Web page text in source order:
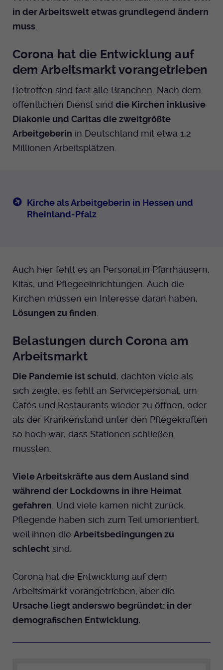
in der Arbeitswelt etwas grundlegend ändern
muss
Corona hat die Entwicklung auf
dem Arbeitsmarkt vorangetrieben
Betroffen sind fast alle Branchen. Nach dem
öffentlichen Dienst sind die Kirchen inklusive
Diakonie und Caritas die zweitgrößte
Arbeitgeberin in Deutschland mit etwa 1,2
Millionen Arbeitsplätzen.
Kirche als Arbeitgeberin in Hessen und
Rheinland-Pfalz
Auch hier fehlt es an Personal in Pfarrhäusern,
Kitas, und Pflegeeinrichtungen. Auch die
Kirchen müssen ein Interesse daran haben,
Lösungen zu finden
Belastungen durch Corona am
Arbeitsmarkt
Die Pandemie ist schuld, dachten viele als
sich zeigte, es fehlt an Servicepersonal, um
Cafés und Restaurants wieder zu öffnen, oder
als der Krankenstand unter den Pflegekräften
so hoch war, dass Stationen schließen
mussten.
Viele Arbeitskräfte aus dem Ausland sind
während der Lockdowns in ihre Heimat
gefahren . Und viele kamen nicht zurück.
Pflegende haben sich zum Teil umorientiert,
weil ihnen die Arbeitsbedingungen zu
schlecht sind.
Corona hat die Entwicklung auf dem
Arbeitsmarkt vorangetrieben, aber die
Ursache liegt anderswo begründet: in der
demografischen Entwicklung.
Anbieter EKHN
Laufzeit
PHP Daten Identifikator, der gesetzt wird
wenn die PHP session() Methode benutzt
wird.
Name uid
Anbieter EKHN
Laufzeit Ende der Sitzung
Name cookie_optin-[n]
Laufzeit
Bei Ausahl nur essentieller Cookies wird
gelöscht. Ansonsten 1 Monat.
Dient zur Speicherung der Cookie Opt-In
Versionsnummer an.
Name mtm_cookie_consent
Laufzeit 1 Jahr
Speicherung der Cookie Constent
Einstellungen
Giphy
TikTok